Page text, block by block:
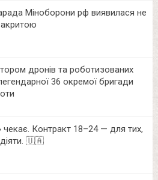
Міноборони рф виявилася не
дронів та роботизованих
36 окремої бригади
чекає. Контракт 18–24 — для тих,
діяти. 🇺🇦